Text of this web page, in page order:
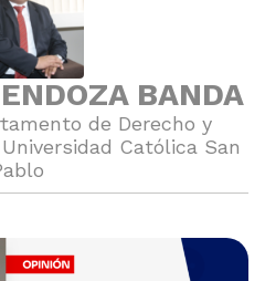
BANDA
de Derecho y
Católica San